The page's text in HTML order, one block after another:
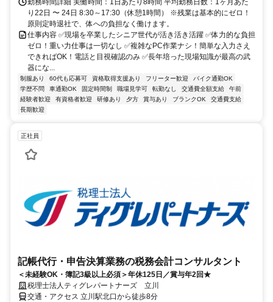
勤務時間詳細 実働時間：1日あたり8時間 平均勤務日数：1ヶ月あた
り22日 〜 24日 8:30～17:30（休憩1時間） ※残業は基本的にゼロ！
原則定時退社で、体への負担なく働けます。
仕事内容 ✅現場を卒業したシニア世代が活き活き活躍 ✅体力的な負担
ゼロ！重い力仕事は一切なし ✅複雑なPC作業ナシ！簡単な入力さえ
できればOK！電話と目視確認のみ ✅長年培った現場知識が最高の武
器にな...
制服あり 60代も応募可 資格取得支援あり フリーター歓迎
バイク通勤OK
学歴不問
車通勤OK 固定時間制 職場見学可 転勤なし 交通費全額支給
午前
経験者歓迎
有資格者歓迎 研修あり 夕方 賞与あり ブランクOK
交通費支給
長期歓迎
正社員
記帳代行・申告決算業務の税務会計コンサルタント
＜未経験OK・簿記3級以上必須＞年休125日／賞与年2回★
税理士法人ティグレパートナーズ 立川
交通・アクセス 立川駅北口から徒歩8分